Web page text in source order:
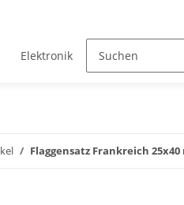
Elektronik Zubehör
Flaggensatz Frankreich